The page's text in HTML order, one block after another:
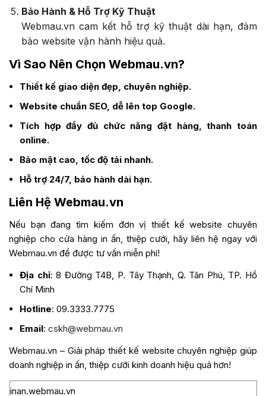
Bảo Hành & Hỗ Trợ Kỹ Thuật
Webmau.vn cam kết hỗ trợ kỹ thuật dài hạn, đảm
bảo website vận hành hiệu quả.
Vì Sao Nên Chọn Webmau.vn?
Thiết kế giao diện đẹp, chuyên nghiệp.
Website chuẩn SEO, dễ lên top Google.
Tích hợp đầy đủ chức năng đặt hàng, thanh toán
online.
Bảo mật cao, tốc độ tải nhanh.
Hỗ trợ 24/7, bảo hành dài hạn.
Liên Hệ Webmau.vn
Nếu bạn đang tìm kiếm đơn vị thiết kế website chuyên
nghiệp cho cửa hàng in ấn, thiệp cưới, hãy liên hệ ngay với
Webmau.vn để được tư vấn miễn phí!
Địa chỉ: 8 Đường T4B, P. Tây Thạnh, Q. Tân Phú, TP. Hồ
Chí Minh
Hotline: 09.3333.7775
Email: cskh@webmau.vn
Webmau.vn – Giải pháp thiết kế website chuyên nghiệp giúp
doanh nghiệp in ấn, thiệp cưới kinh doanh hiệu quả hơn!
inan.webmau.vn